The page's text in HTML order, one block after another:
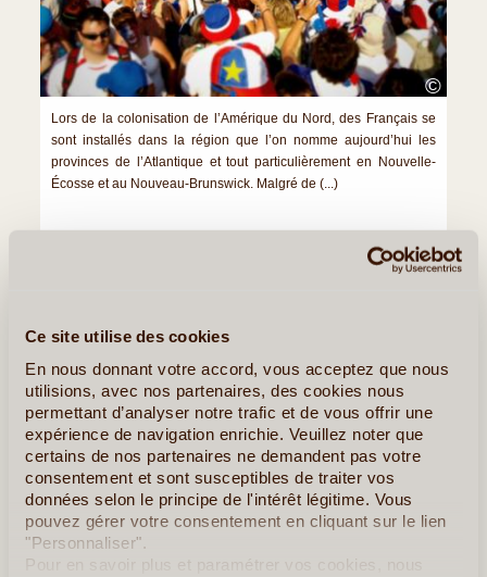
Ce site utilise des cookies
En nous donnant votre accord, vous acceptez que nous
utilisions, avec nos partenaires, des cookies nous
permettant d’analyser notre trafic et de vous offrir une
expérience de navigation enrichie. Veuillez noter que
certains de nos partenaires ne demandent pas votre
consentement et sont susceptibles de traiter vos
données selon le principe de l'intérêt légitime. Vous
pouvez gérer votre consentement en cliquant sur le lien
"Personnaliser".
Pour en savoir plus et paramétrer vos cookies, nous
©
Lors de la colonisation de l’Amérique du Nord, des Français se
sont installés dans la région que l’on nomme aujourd’hui les
provinces de l’Atlantique et tout particulièrement en Nouvelle-
Écosse et au Nouveau-Brunswick. Malgré de (...)
Découvrir le Québec à Vélo
Tous les Articles sur le Canada »
Quelques Idées de Voyages au Canada
L’Express Des Rocheuses